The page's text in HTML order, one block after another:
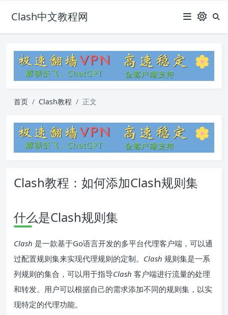
Clash中文教程网
首页 Clash教程 正文
Clash教程：如何添加Clash规则集
什么是Clash规则集
Clash 是一款基于Go语言开发的多平台代理客户端，可以通
过配置规则集来实现代理规则的定制。 Clash 规则集是一系
列规则的集合，可以用于指导Clash 客户端进行流量的处理
和转发。用户可以根据自己的需求添加不同的规则集，以实
现特定的代理功能。